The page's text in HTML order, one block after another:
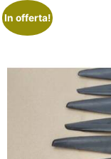
In offerta!